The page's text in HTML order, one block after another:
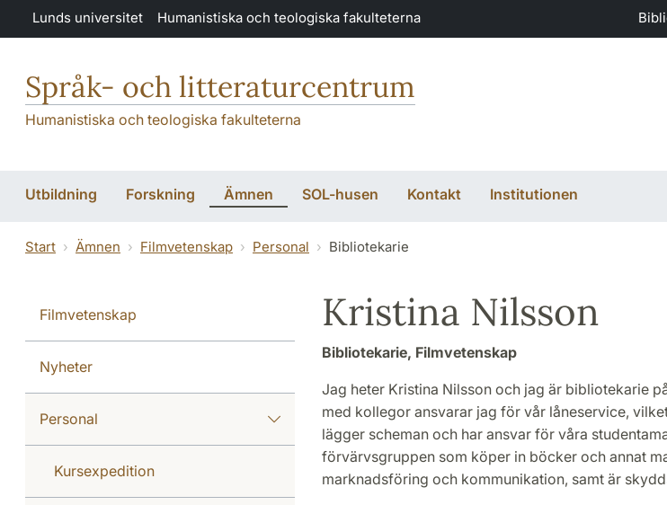
Hoppa till huvudinnehåll
Lunds universitet Humanistiska och teologiska fakulteterna
Språk- och litteraturcentrum
Humanistiska och teologiska fakulteterna
Utbildning Forskning Ämnen SOL-husen Kontakt Institutionen
Start Ämnen Filmvetenskap Personal Bibliotekarie
Filmvetenskap
Nyheter
Personal
Kursexpedition
Kristina Nilsson
Bibliotekarie, Filmvetenskap
Jag heter Kristina Nilsson och jag är bibliotekarie
med kollegor ansvarar jag för vår låneservice,
lägger scheman och har ansvar för våra
förvärvsgruppen som köper in böcker och annat
marknadsföring och kommunikation, samt är